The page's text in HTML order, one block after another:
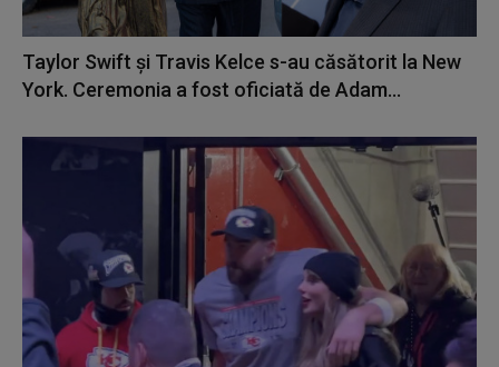
Taylor Swift şi Travis Kelce s-au căsătorit la New
York. Ceremonia a fost oficiată de Adam...